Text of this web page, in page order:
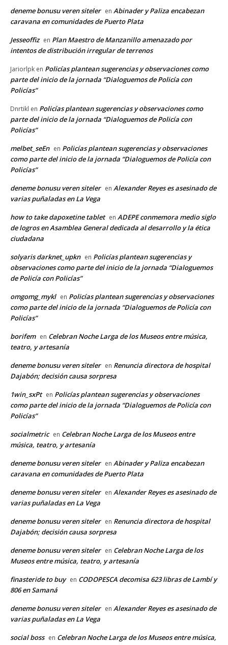
deneme bonusu veren siteler en Abinader y Paliza encabezan
caravana en comunidades de Puerto Plata
Jesseoffiz en Plan Maestro de Manzanillo amenazado por
intentos de distribución irregular de terrenos
Jariorlpk en Policías plantean sugerencias y observaciones como
parte del inicio de la jornada “Dialoguemos de Policía con
Policías”
Dnrtikl en Policías plantean sugerencias y observaciones como
parte del inicio de la jornada “Dialoguemos de Policía con
Policías”
melbet_seEn en Policías plantean sugerencias y observaciones
como parte del inicio de la jornada “Dialoguemos de Policía con
Policías”
deneme bonusu veren siteler en Alexander Reyes es asesinado de
varias puñaladas en La Vega
how to take dapoxetine tablet en ADEPE conmemora medio siglo
de logros en Asamblea General dedicada al desarrollo y la ética
ciudadana
solyaris darknet_upkn en Policías plantean sugerencias y
observaciones como parte del inicio de la jornada “Dialoguemos
de Policía con Policías”
omgomg_mykl en Policías plantean sugerencias y observaciones
como parte del inicio de la jornada “Dialoguemos de Policía con
Policías”
borifem en Celebran Noche Larga de los Museos entre música,
teatro, y artesanía
deneme bonusu veren siteler en Renuncia directora de hospital
Dajabón; decisión causa sorpresa
1win_sxPt en Policías plantean sugerencias y observaciones
como parte del inicio de la jornada “Dialoguemos de Policía con
Policías”
socialmetric en Celebran Noche Larga de los Museos entre
música, teatro, y artesanía
deneme bonusu veren siteler en Abinader y Paliza encabezan
caravana en comunidades de Puerto Plata
deneme bonusu veren siteler en Alexander Reyes es asesinado de
varias puñaladas en La Vega
deneme bonusu veren siteler en Renuncia directora de hospital
Dajabón; decisión causa sorpresa
deneme bonusu veren siteler en Celebran Noche Larga de los
Museos entre música, teatro, y artesanía
finasteride to buy en CODOPESCA decomisa 623 libras de Lambí y
806 en Samaná
deneme bonusu veren siteler en Alexander Reyes es asesinado de
varias puñaladas en La Vega
social boss en Celebran Noche Larga de los Museos entre música,